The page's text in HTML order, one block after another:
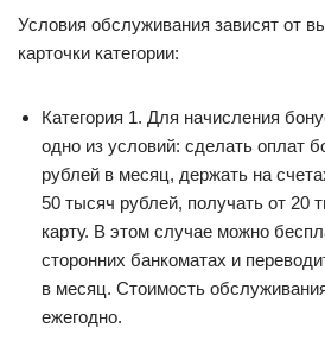
Условия обслуживания зависят от
карточки категории:
Категория 1. Для начисления
одно из условий: сделать оплат
рублей в месяц, держать на
50 тысяч рублей, получать от 20
карту. В этом случае можно
сторонних банкоматах и
в месяц. Стоимость
ежегодно.